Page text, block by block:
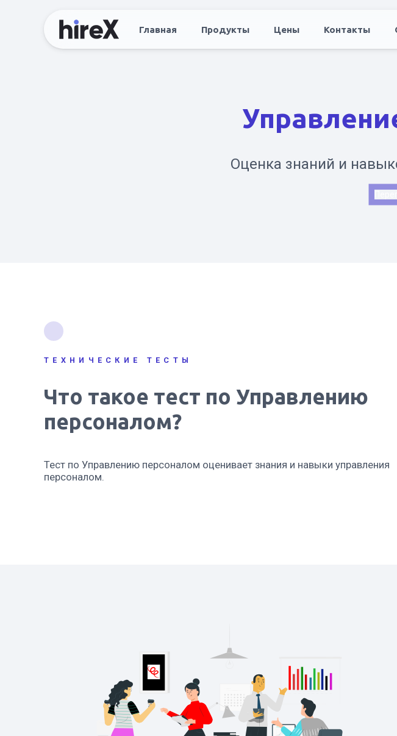
Главная Продукты Цены Контакты
Оценка знаний и
ТЕХНИЧЕСКИЕ ТЕСТЫ
Что такое тест по Управлению
персоналом?
Тест по Управлению персоналом оценивает знания и навыки управления
персоналом.